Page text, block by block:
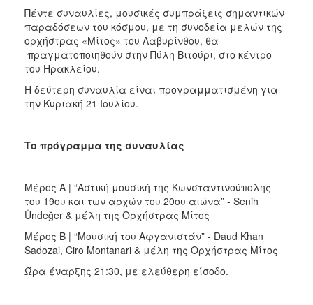
ΗΡΑΚΛΕΙΟ
Πέντε συναυλίες, μουσικές συμπράξεις σημαντικών
παραδόσεων του κόσμου, με τη συνοδεία μελών της
ορχήστρας «Μίτος» του Λαβυρίνθου, θα
πραγματοποιηθούν στην Πύλη Βιτούρι, στο κέντρο
του Ηρακλείου.
Η δεύτερη συναυλία είναι προγραμματισμένη για
την Κυριακή 21 Ιουλίου.
Το πρόγραμμα της συναυλίας
Μέρος Α | “Αστική μουσική της Κωνσταντινούπολης
του 19ου και των αρχών του 20ου αιώνα” - Senih
Ündeğer & μέλη της Ορχήστρας Μίτος
Μέρος Β | “Μουσική του Αφγανιστάν” - Daud Khan
Sadozai, Ciro Montanari & μέλη της Ορχήστρας Μίτος
Ώρα έναρξης 21:30, με ελεύθερη είσοδο.